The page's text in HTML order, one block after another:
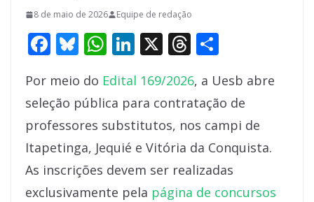
8 de maio de 2026 Equipe de redação
F
e
b
o
o
k
Bl
e
sk
y
W
at
s
A
p
p
Li
k
e
dI
n
X T
re
a
d
s
ar
e
Por meio do Edital 169/2026, a Uesb abre
seleção pública para contratação de
professores substitutos, nos campi de
Itapetinga, Jequié e Vitória da Conquista.
As inscrições devem ser realizadas
exclusivamente pela página de concursos